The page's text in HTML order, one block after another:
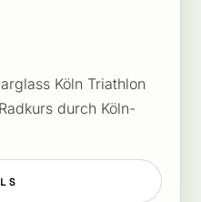
Köln Triathlon
durch Köln-